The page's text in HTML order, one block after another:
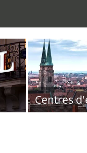
Centres